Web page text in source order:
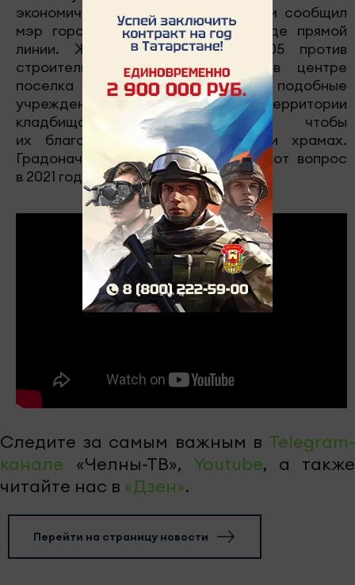
экономической ситуацией. Об этом сообщил
мэр города Наиль Магдеев в ходе прямой
линии. Жители многоэтажки 17/05 против
строительства траурного зала в центре
поселка ЗЯБ. Одни считают, что подобные
учреждения должны находиться на территории
кладбища, другие за то, чтобы
их благоустроили при мечетях и храмах.
Градоначальник обещал решить этот вопрос
в 2021 году.
Следите за самым важным в Telegram-
канале «Челны-ТВ», Youtube, а также
читайте нас в «Дзен».
Перейти на страницу новости